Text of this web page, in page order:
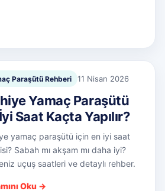
Paraşütü Rehberi 11 Nisan 2026
Yamaç Paraşütü
Saat Kaçta Yapılır?
yamaç paraşütü için en iyi saat
Sabah mı akşam mı daha iyi?
uçuş saatleri ve detaylı rehber.
Oku →